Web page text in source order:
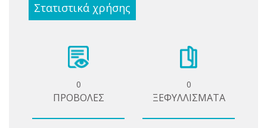
Στατιστικά χρήσης
0
ΠΡΟΒΟΛΕΣ
0
ΞΕΦΥΛΛΙΣΜΑΤΑ